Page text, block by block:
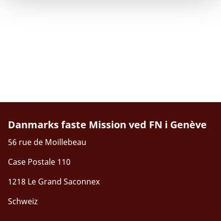
Danmarks faste Mission ved FN i Genève
56 rue de Moillebeau
Case Postale 110
1218 Le Grand Saconnex
Schweiz